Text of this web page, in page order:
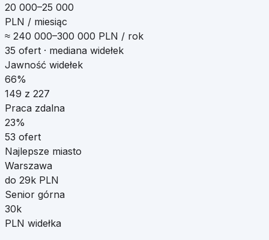
20 000–25 000
PLN / miesiąc
≈ 240 000–300 000 PLN / rok
35 ofert · mediana widełek
Jawność widełek
66%
149 z 227
Praca zdalna
23%
53 ofert
Najlepsze miasto
Warszawa
do 29k PLN
Senior górna
30k
PLN widełka